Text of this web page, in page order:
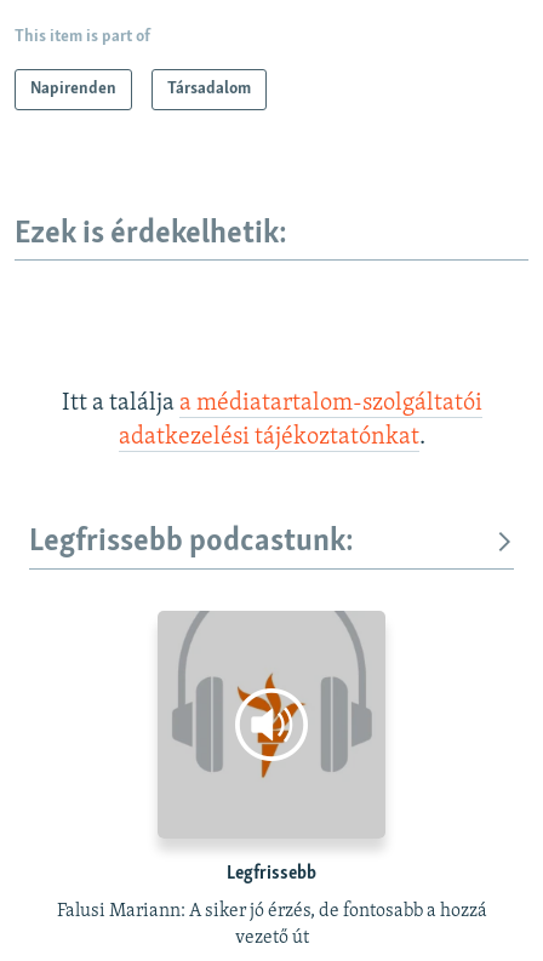
This item is part of
Napirenden Társadalom
Ezek is érdekelhetik:
Itt a találja a médiatartalom-szolgáltatói
adatkezelési tájékoztatónkat.
Legfrissebb podcastunk:
Legfrissebb
Falusi Mariann: A siker jó érzés, de fontosabb a hozzá
vezető út